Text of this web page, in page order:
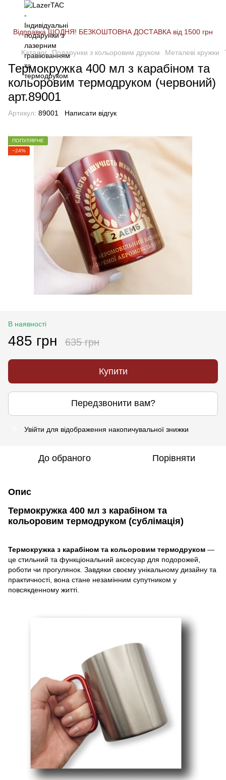
Відправка ЩОДНЯ! БЕЗКОШТОВНА ДОСТАВКА від 1500 грн
Каталог Подарунки з кольоровим друком Металеві кружки
Термокружка 400 мл з карабіном та
кольоровим термодруком (червоний)
арт.89001
Артикул: 89001 Написати відгук
ПОПУЛЯРНЕ
−24%
В наявності
485 грн 635 грн
Купити
Передзвонити вам?
Увійти для відображення накопичувальної знижки
До обраного Порівняти
Опис
Термокружка 400 мл з карабіном та
кольоровим термодруком (сублімація)
Термокружка з карабіном та кольоровим термодруком —
це стильний та функціональний аксесуар для подорожей,
роботи чи прогулянок. Завдяки своєму унікальному дизайну та
практичності, вона стане незамінним супутником у
повсякденному житті.